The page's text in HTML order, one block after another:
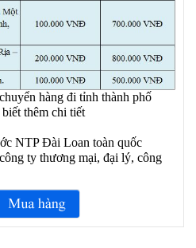
hàng đi tỉnh thành phố
thêm chi tiết
NTP Đài Loan toàn quốc
ty thương mại, đại lý, công